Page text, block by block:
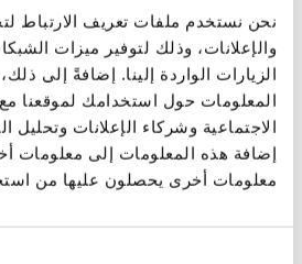
نحن نستخدم ملفات تعريف الارتباط
والإعلانات، وذلك لتوفير ميزات
الزيارات الواردة إلينا. إضافةً إلى
المعلومات حول استخدامك لموقعنا
الاجتماعية وشركاء الإعلانات وتحليل
إضافة هذه المعلومات إلى معلومات
معلومات أخرى يحصلون عليها من
الوزن الإجمالي (كجم)
0.204
الوزن الصافي (كجم)
0.203
تخمير القهوة في آلة زي-بريسو